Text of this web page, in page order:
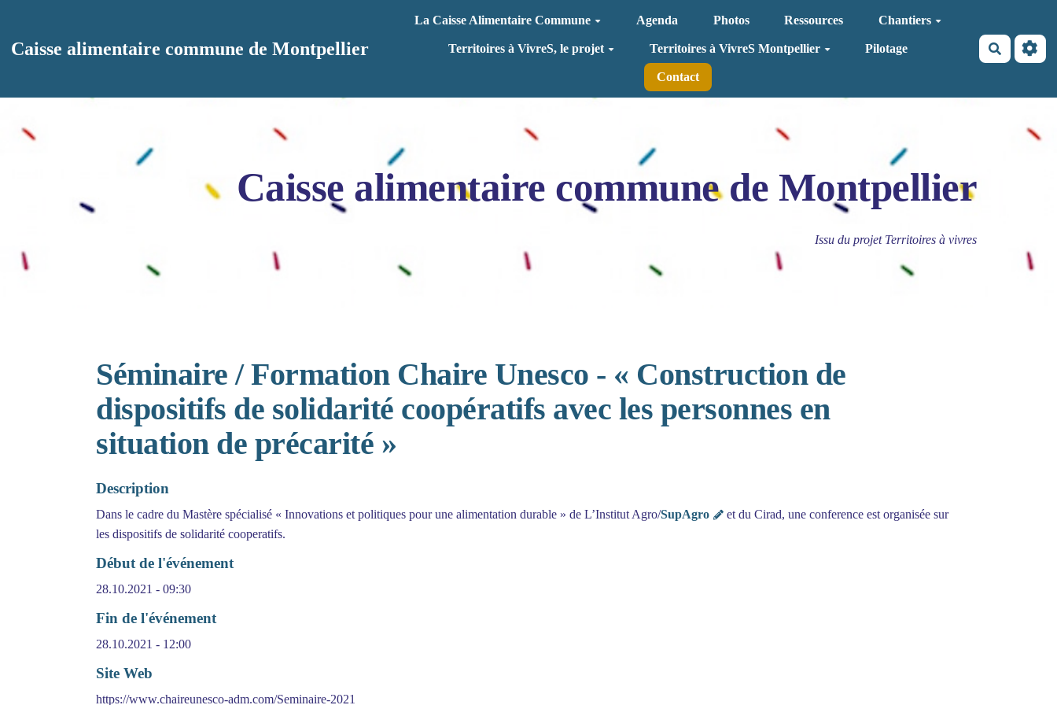
Caisse alimentaire commune de Montpellier
La Caisse Alimentaire Commune Agenda Photos Ressources Chantiers
Territoires à VivreS, le projet Territoires à VivreS Montpellier Pilotage
Contact
Caisse alimentaire commune de Montpellier
Issu du projet Territoires à vivres
Séminaire / Formation Chaire Unesco - « Construction de
dispositifs de solidarité coopératifs avec les personnes en
situation de précarité »
Description
Dans le cadre du Mastère spécialisé « Innovations et politiques pour une alimentation durable » de L’Institut Agro/SupAgro
et du Cirad, une conference est organisée sur
les dispositifs de solidarité cooperatifs.
Début de l'événement
28.10.2021 - 09:30
Fin de l'événement
28.10.2021 - 12:00
Site Web
https://www.chaireunesco-adm.com/Seminaire-2021